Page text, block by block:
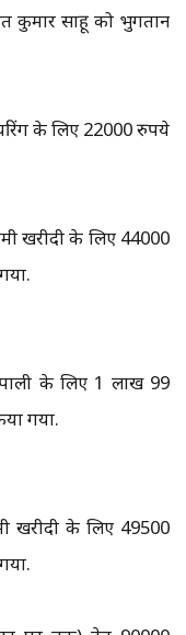
कुमार साहू को भुगतान
के लिए 22000 रुपये
खरीदी के लिए 44000
के लिए 1 लाख 99
गया.
खरीदी के लिए 49500